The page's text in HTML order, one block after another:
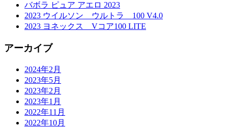
バボラ ピュア アエロ 2023
2023 ウイルソン ウルトラ 100 V4.0
2023 ヨネックス Vコア100 LITE
アーカイブ
2024年2月
2023年5月
2023年2月
2023年1月
2022年11月
2022年10月